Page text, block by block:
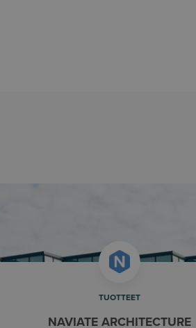
TUOTTEET
NAVIATE ARCHITECTURE